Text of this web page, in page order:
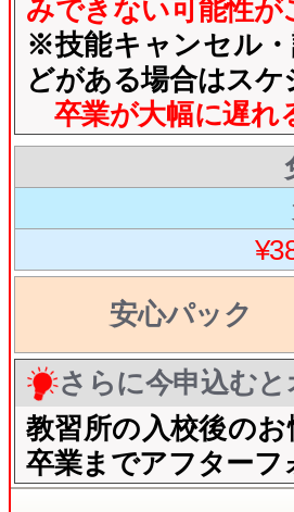
みできない可能性が
※技能キャンセル
どがある場合はス
卒業が大幅に遅れ
安心パック
さらに今申込む
教習所の入校後の
卒業までアフターフ